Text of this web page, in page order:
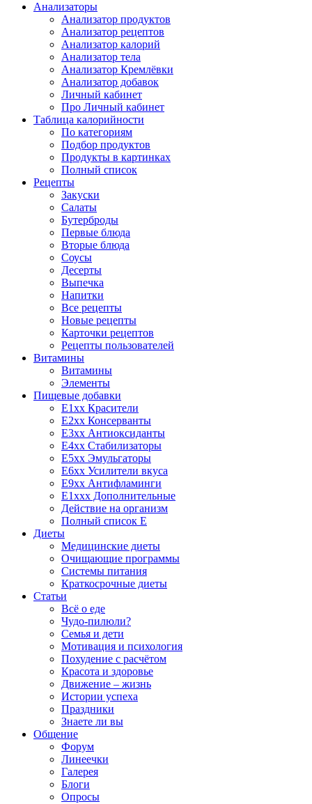
Анализаторы
Анализатор продуктов
Анализатор рецептов
Анализатор калорий
Анализатор тела
Анализатор Кремлёвки
Анализатор добавок
Личный кабинет
Про Личный кабинет
Таблица калорийности
По категориям
Подбор продуктов
Продукты в картинках
Полный список
Рецепты
Закуски
Салаты
Бутерброды
Первые блюда
Вторые блюда
Соусы
Десерты
Выпечка
Напитки
Все рецепты
Новые рецепты
Карточки рецептов
Рецепты пользователей
Витамины
Витамины
Элементы
Пищевые добавки
E1xx Красители
E2xx Консерванты
E3xx Антиоксиданты
E4xx Стабилизаторы
E5xx Эмульгаторы
E6xx Усилители вкуса
E9xx Антифламинги
E1xxx Дополнительные
Действие на организм
Полный список E
Диеты
Медицинские диеты
Очищающие программы
Системы питания
Краткосрочные диеты
Статьи
Всё о еде
Чудо-пилюли?
Семья и дети
Мотивация и психология
Похудение с расчётом
Красота и здоровье
Движение – жизнь
Истории успеха
Праздники
Знаете ли вы
Общение
Форум
Линеечки
Галерея
Блоги
Опросы